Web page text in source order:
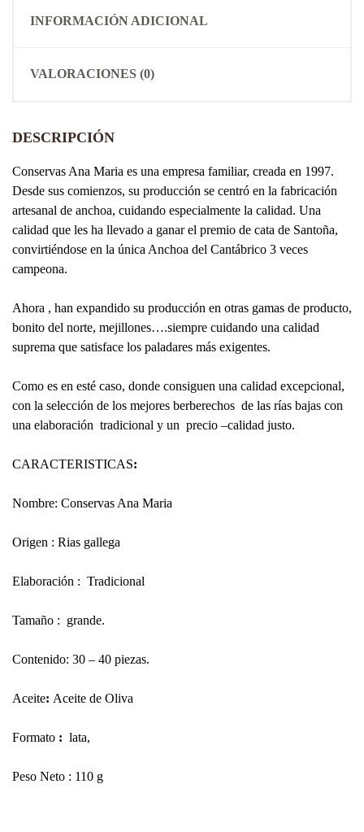
INFORMACIÓN ADICIONAL
VALORACIONES (0)
DESCRIPCIÓN
Conservas Ana Maria es una empresa familiar, creada en 1997.
Desde sus comienzos, su producción se centró en la fabricación
artesanal de anchoa, cuidando especialmente la calidad. Una
calidad que les ha llevado a ganar el premio de cata de Santoña,
convirtiéndose en la única Anchoa del Cantábrico 3 veces
campeona.
Ahora , han expandido su producción en otras gamas de producto,
bonito del norte, mejillones….siempre cuidando una calidad
suprema que satisface los paladares más exigentes.
Como es en esté caso, donde consiguen una calidad excepcional,
con la selección de los mejores berberechos de las rías bajas con
una elaboración tradicional y un precio –calidad justo.
CARACTERISTICAS:
Nombre: Conservas Ana Maria
Origen : Rias gallega
Elaboración : Tradicional
Tamaño : grande.
Contenido: 30 – 40 piezas.
Aceite: Aceite de Oliva
Formato : lata,
Peso Neto : 110 g